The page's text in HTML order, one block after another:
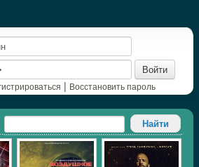
Войти
| Восстановить пароль